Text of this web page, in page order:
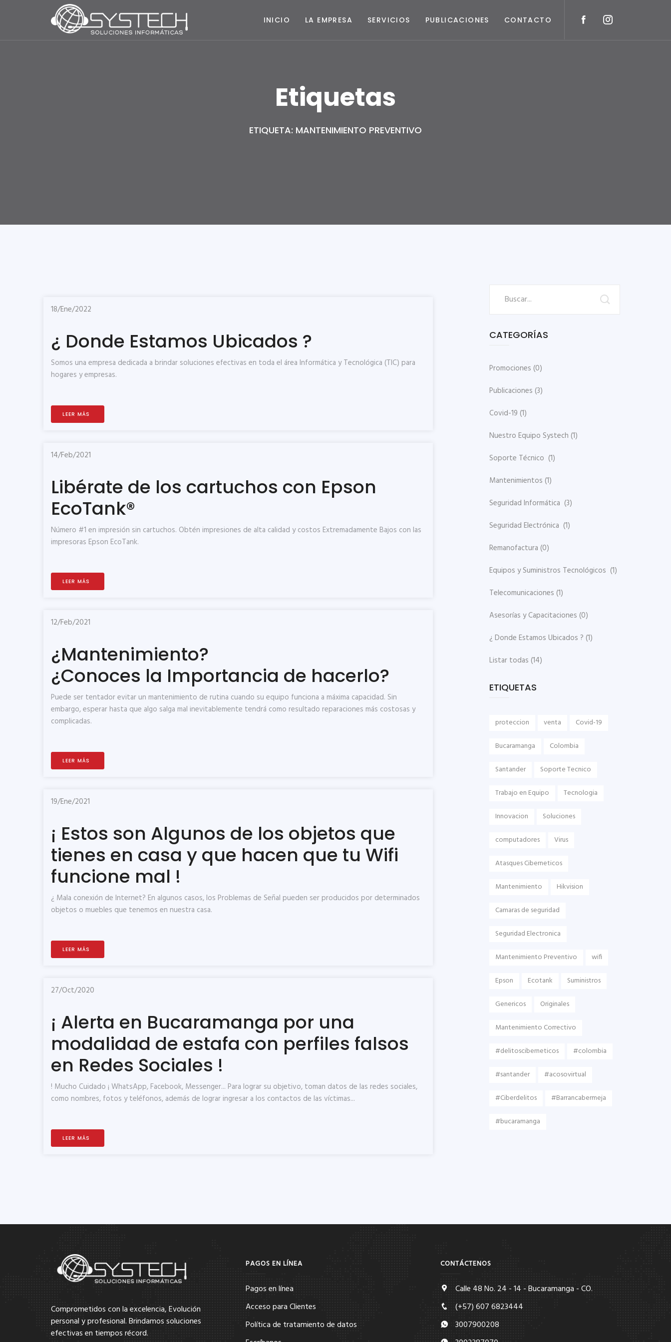
INICIO LA EMPRESA SERVICIOS PUBLICACIONES CONTACTO
Etiquetas
ETIQUETA: MANTENIMIENTO PREVENTIVO
18/Ene/2022
¿ Donde Estamos Ubicados ?
Somos una empresa dedicada a brindar soluciones efectivas en toda el área Informática y Tecnológica (TIC) para
hogares y empresas.
LEER MÁS
14/Feb/2021
Libérate de los cartuchos con Epson
EcoTank®
Número #1 en impresión sin cartuchos. Obtén impresiones de alta calidad y costos Extremadamente Bajos con las
impresoras Epson EcoTank.
LEER MÁS
12/Feb/2021
¿Mantenimiento?
¿Conoces la Importancia de hacerlo?
Puede ser tentador evitar un mantenimiento de rutina cuando su equipo funciona a máxima capacidad. Sin
embargo, esperar hasta que algo salga mal inevitablemente tendrá como resultado reparaciones más costosas y
complicadas.
LEER MÁS
19/Ene/2021
¡ Estos son Algunos de los objetos que
tienes en casa y que hacen que tu Wifi
funcione mal !
¿ Mala conexión de Internet? En algunos casos, los Problemas de Señal pueden ser producidos por determinados
objetos o muebles que tenemos en nuestra casa.
LEER MÁS
27/Oct/2020
¡ Alerta en Bucaramanga por una
modalidad de estafa con perfiles falsos
en Redes Sociales !
! Mucho Cuidado ¡ WhatsApp, Facebook, Messenger... Para lograr su objetivo, toman datos de las redes sociales,
como nombres, fotos y teléfonos, además de lograr ingresar a los contactos de las víctimas...
LEER MÁS
CATEGORÍAS
Promociones (0)
Publicaciones (3)
Covid-19 (1)
Nuestro Equipo Systech (1)
Soporte Técnico (1)
Mantenimientos (1)
Seguridad Informática (3)
Seguridad Electrónica (1)
Remanofactura (0)
Equipos y Suministros Tecnológicos (1)
Telecomunicaciones (1)
Asesorías y Capacitaciones (0)
¿ Donde Estamos Ubicados ? (1)
Listar todas (14)
ETIQUETAS
proteccion venta Covid-19
Bucaramanga Colombia
Santander Soporte Tecnico
Trabajo en Equipo Tecnologia
Innovacion Soluciones
computadores Virus
Atasques Ciberneticos
Mantenimiento Hikvision
Camaras de seguridad
Seguridad Electronica
Mantenimiento Preventivo wifi
Epson Ecotank Suministros
Genericos Originales
Mantenimiento Correctivo
#delitosciberneticos #colombia
#santander #acosovirtual
#Ciberdelitos #Barrancabermeja
#bucaramanga
Comprometidos con la excelencia, Evolución
personal y profesional. Brindamos soluciones
efectivas en tiempos récord.
PAGOS EN LÍNEA
Pagos en línea
Acceso para Clientes
Política de tratamiento de datos
CONTÁCTENOS
Calle 48 No. 24 - 14 - Bucaramanga - CO.
(+57) 607 6823444
3007900208